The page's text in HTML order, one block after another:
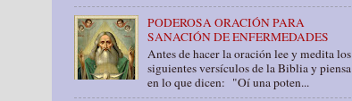
PODEROSA ORACIÓN PARA
SANACIÓN DE ENFERMEDADES
Antes de hacer la oración lee y medita los
siguientes versículos de la Biblia y piensa
en lo que dicen: "Oí una poten...